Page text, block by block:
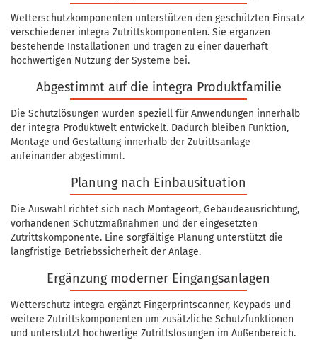
Wetterschutzkomponenten unterstützen den geschützten Einsatz
verschiedener integra Zutrittskomponenten. Sie ergänzen
bestehende Installationen und tragen zu einer dauerhaft
hochwertigen Nutzung der Systeme bei.
Abgestimmt auf die integra Produktfamilie
Die Schutzlösungen wurden speziell für Anwendungen innerhalb
der integra Produktwelt entwickelt. Dadurch bleiben Funktion,
Montage und Gestaltung innerhalb der Zutrittsanlage
aufeinander abgestimmt.
Planung nach Einbausituation
Die Auswahl richtet sich nach Montageort, Gebäudeausrichtung,
vorhandenen Schutzmaßnahmen und der eingesetzten
Zutrittskomponente. Eine sorgfältige Planung unterstützt die
langfristige Betriebssicherheit der Anlage.
Ergänzung moderner Eingangsanlagen
Wetterschutz integra ergänzt Fingerprintscanner, Keypads und
weitere Zutrittskomponenten um zusätzliche Schutzfunktionen
und unterstützt hochwertige Zutrittslösungen im Außenbereich.